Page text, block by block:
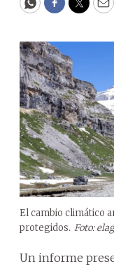
WhatsApp
Facebook
El cambio climático
protegidos. Foto:
Un informe